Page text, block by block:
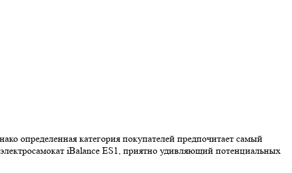
определенная категория покупателей предпочитает самый
iBalance ES1, приятно удивляющий потенциальных